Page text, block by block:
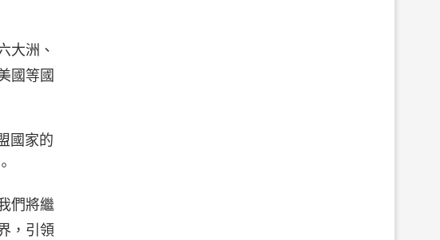
大洲、
國等國
國家的
們將繼
，引領